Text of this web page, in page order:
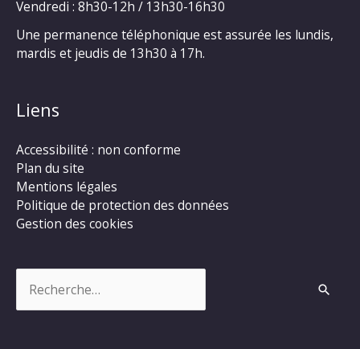
Vendredi : 8h30-12h / 13h30-16h30
Une permanence téléphonique est assurée les lundis,
mardis et jeudis de 13h30 à 17h.
Liens
Accessibilité : non conforme
Plan du site
Mentions légales
Politique de protection des données
Gestion des cookies